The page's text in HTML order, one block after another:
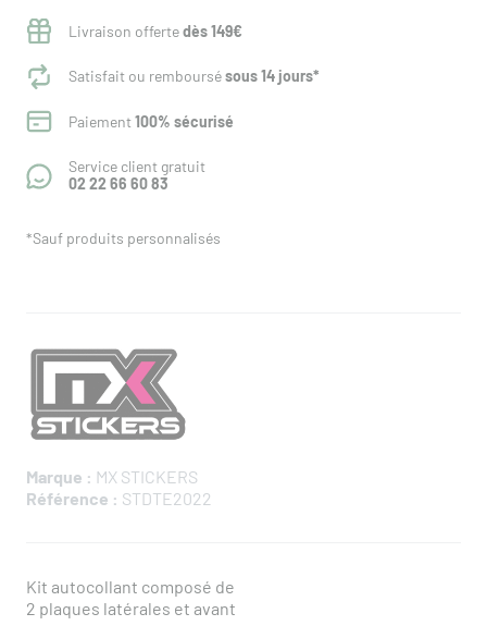
Livraison offertedès 149€
Satisfait ou remboursésous 14 jours*
Paiement100% sécurisé
Service client gratuit
02 22 66 60 83
*Sauf produits personnalisés
Marque : MX STICKERS
Référence : STDTE2022
Kit autocollant composé de
2 plaques latérales et avant